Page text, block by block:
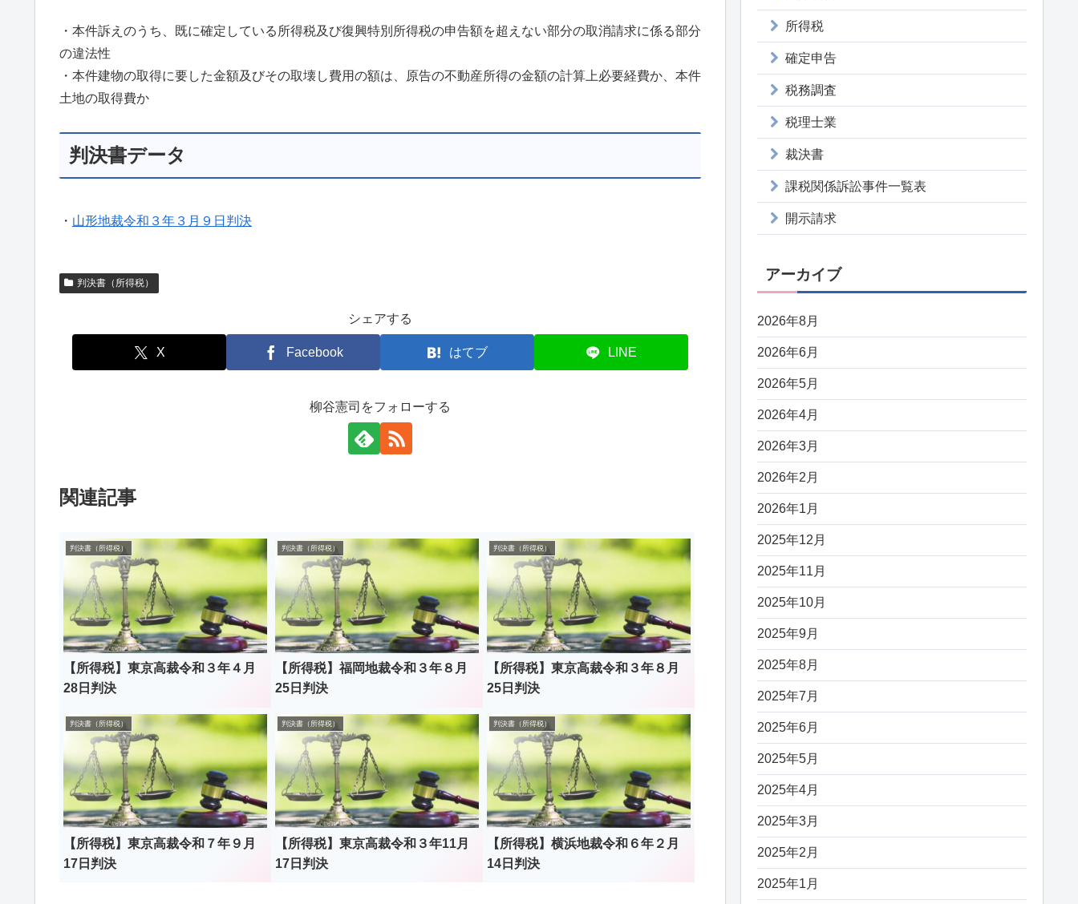
・本件訴えのうち、既に確定している所得税及び復興特別所得税の申告額を超えない部分の取消請求に係る部分
の違法性
・本件建物の取得に要した金額及びその取壊し費用の額は、原告の不動産所得の金額の計算上必要経費か、本件
土地の取得費か
判決書データ
・ 山形地裁令和３年３月９日判決
判決書（所得税）
シェアする
X Facebook はてブ LINE
柳谷憲司をフォローする
関連記事
判決書（所得税）
【所得税】東京高裁令和３年４月
28日判決
判決書（所得税）
【所得税】福岡地裁令和３年８月
25日判決
判決書（所得税）
【所得税】東京高裁令和３年８月
25日判決
判決書（所得税）
【所得税】東京高裁令和７年９月
17日判決
判決書（所得税）
【所得税】東京高裁令和３年11月
17日判決
判決書（所得税）
【所得税】横浜地裁令和６年２月
14日判決
所得税
確定申告
税務調査
税理士業
裁決書
課税関係訴訟事件一覧表
開示請求
アーカイブ
2026年8月
2026年6月
2026年5月
2026年4月
2026年3月
2026年2月
2026年1月
2025年12月
2025年11月
2025年10月
2025年9月
2025年8月
2025年7月
2025年6月
2025年5月
2025年4月
2025年3月
2025年2月
2025年1月